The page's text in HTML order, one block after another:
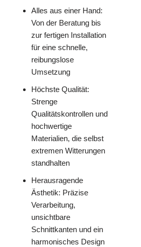
Alles aus einer Hand:
Von der Beratung bis
zur fertigen Installation
für eine schnelle,
reibungslose
Umsetzung
Höchste Qualität:
Strenge
Qualitätskontrollen und
hochwertige
Materialien, die selbst
extremen Witterungen
standhalten
Herausragende
Ästhetik: Präzise
Verarbeitung,
unsichtbare
Schnittkanten und ein
harmonisches Design